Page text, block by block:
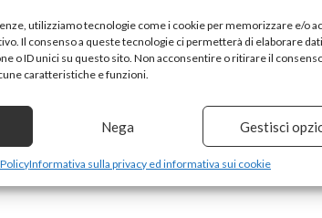
utilizziamo tecnologie come i cookie per memorizzare e/o
Il consenso a queste tecnologie ci permetterà di elaborare
o ID unici su questo sito. Non acconsentire o ritirare il
caratteristiche e funzioni.
Nega Gestisci
Informativa sulla privacy ed informativa sui cookie
libri, documenti, foto e gli altri oggetti
letto ed ufficio. Può essere utilizzato